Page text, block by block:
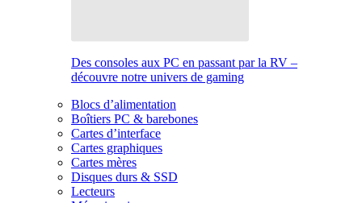
Des consoles aux PC en passant par la RV –
découvre notre univers de gaming
Blocs d’alimentation
Boîtiers PC & barebones
Cartes d’interface
Cartes graphiques
Cartes mères
Disques durs & SSD
Lecteurs